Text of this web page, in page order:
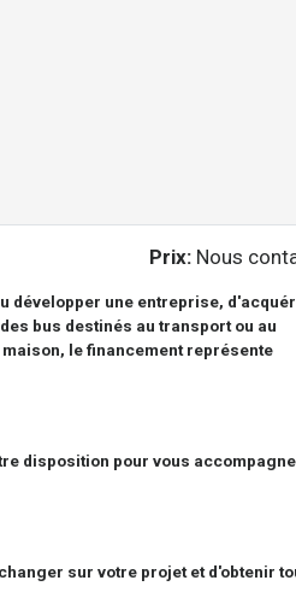
Prix: Nous
développer une entreprise,
bus destinés au transport ou au
le financement représente
disposition pour vous
sur votre projet et d'obtenir